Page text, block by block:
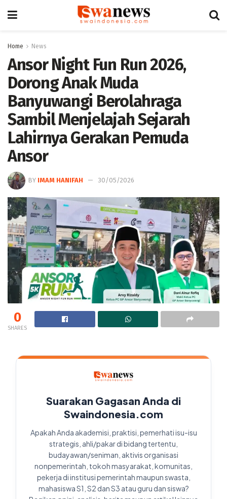
Home News
Ansor Night Fun Run 2026,
Dorong Anak Muda
Banyuwangi Berolahraga
Sambil Menjelajah Sejarah
Lahirnya Gerakan Pemuda
Ansor
BY IMAM HANIFAH 30/05/2026
0
SHARES
Suarakan Gagasan Anda di
Swaindonesia.com
Apakah Anda akademisi, praktisi, pemerhati isu-isu
strategis, ahli/pakar di bidang tertentu,
budayawan/seniman, aktivis organisasi
nonpemerintah, tokoh masyarakat, komunitas,
pekerja di institusi pemerintah maupun swasta,
mahasiswa S1, S2 dan S3 atau guru dan siswa?